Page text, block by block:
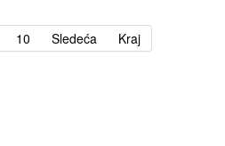
10 Sledeća Kraj